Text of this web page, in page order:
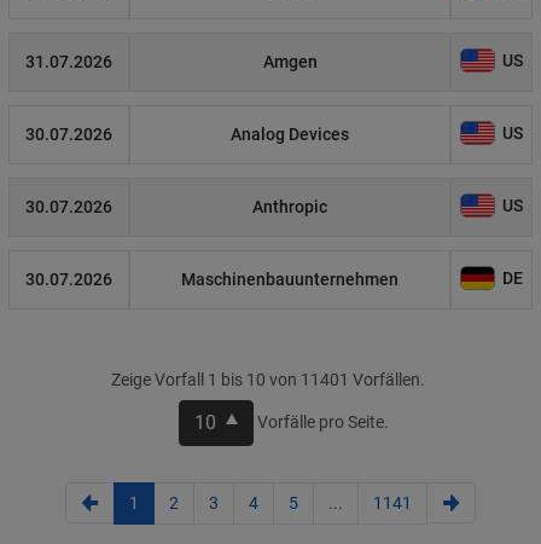
31.07.2026 Amgen US
30.07.2026 Analog Devices US
30.07.2026 Anthropic US
30.07.2026 Maschinenbauunternehmen DE
Zeige Vorfall 1 bis 10 von 11401 Vorfällen.
10 Vorfälle pro Seite.
1 2 3 4 5 ... 1141